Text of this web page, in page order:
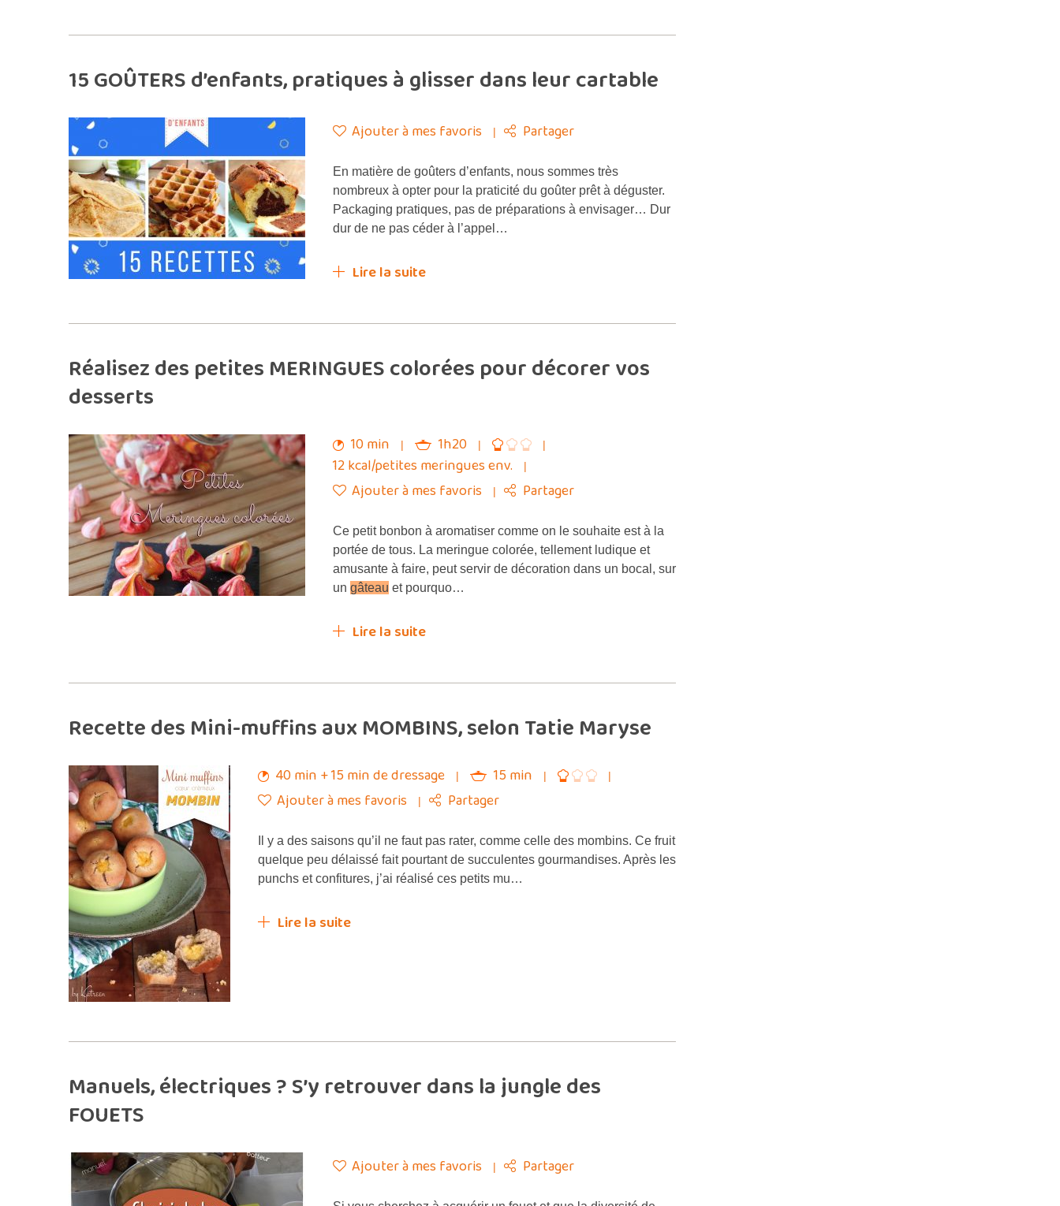
15 GOÛTERS d’enfants, pratiques à glisser dans leur cartable
Ajouter à mes favoris Partager
En matière de goûters d’enfants, nous sommes très
nombreux à opter pour la praticité du goûter prêt à déguster.
Packaging pratiques, pas de préparations à envisager… Dur
dur de ne pas céder à l’appel…
Lire la suite
Réalisez des petites MERINGUES colorées pour décorer vos
desserts
10 min
1h20
12 kcal/petites meringues env.
Ajouter à mes favoris
Partager
Ce petit bonbon à aromatiser comme on le souhaite est à la
portée de tous. La meringue colorée, tellement ludique et
amusante à faire, peut servir de décoration dans un bocal, sur
un gâteau et pourquo…
Lire la suite
Recette des Mini-muffins aux MOMBINS, selon Tatie Maryse
40 min + 15 min de dressage
15 min
Ajouter à mes favoris
Partager
Il y a des saisons qu’il ne faut pas rater, comme celle des mombins. Ce fruit
quelque peu délaissé fait pourtant de succulentes gourmandises. Après les
punchs et confitures, j’ai réalisé ces petits mu…
Lire la suite
Manuels, électriques ? S’y retrouver dans la jungle des
FOUETS
Ajouter à mes favoris Partager